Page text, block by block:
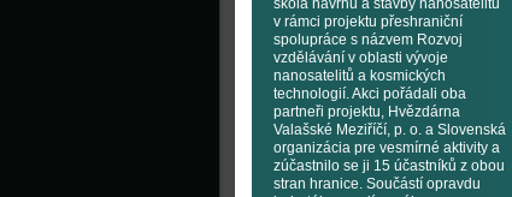
škola návrhu a stavby nanosatelitů
v rámci projektu přeshraniční
spolupráce s názvem Rozvoj
vzdělávání v oblasti vývoje
nanosatelitů a kosmických
technologií. Akci pořádali oba
partneři projektu, Hvězdárna
Valašské Meziříčí, p. o. a Slovenská
organizácia pre vesmírné aktivity a
zúčastnilo se ji 15 účastníků z obou
stran hranice. Součástí opravdu